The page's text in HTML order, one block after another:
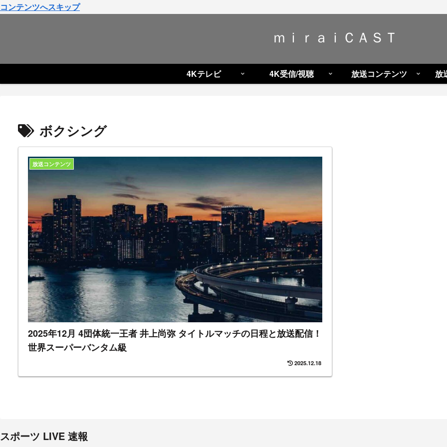
コンテンツへスキップ
ｍｉｒａｉＣＡＳＴ
4Kテレビ 4K受信/視聴 放送コンテンツ 放
ボクシング
放送コンテンツ
2025年12月 4団体統一王者 井上尚弥 タイトルマッチの日程と放送配信！
世界スーパーバンタム級
2025.12.18
スポーツ LIVE 速報